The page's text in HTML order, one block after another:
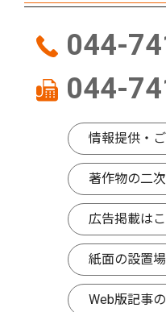
044-
044-
情報提供・
著作物の二
広告掲載は
紙面の設置
Web版記事